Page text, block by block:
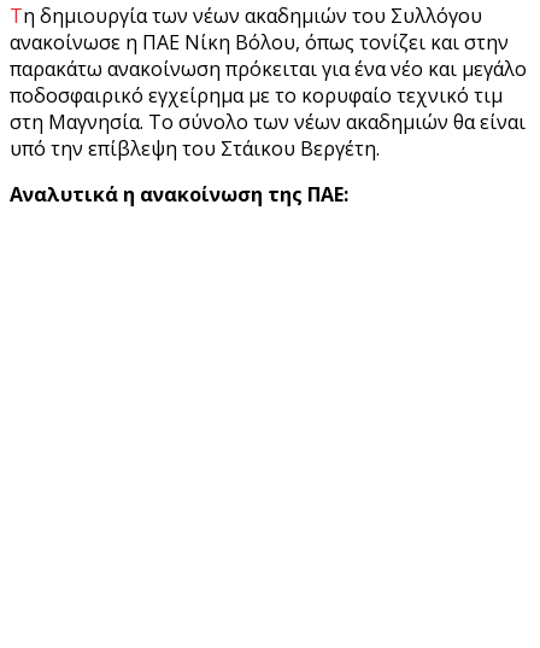
Τη δημιουργία των νέων ακαδημιών του Συλλόγου
ανακοίνωσε η ΠΑΕ Νίκη Βόλου, όπως τονίζει και στην
παρακάτω ανακοίνωση πρόκειται για ένα νέο και μεγάλο
ποδοσφαιρικό εγχείρημα με το κορυφαίο τεχνικό τιμ
στη Μαγνησία. Το σύνολο των νέων ακαδημιών θα είναι
υπό την επίβλεψη του Στάικου Βεργέτη.
Αναλυτικά η ανακοίνωση της ΠΑΕ: